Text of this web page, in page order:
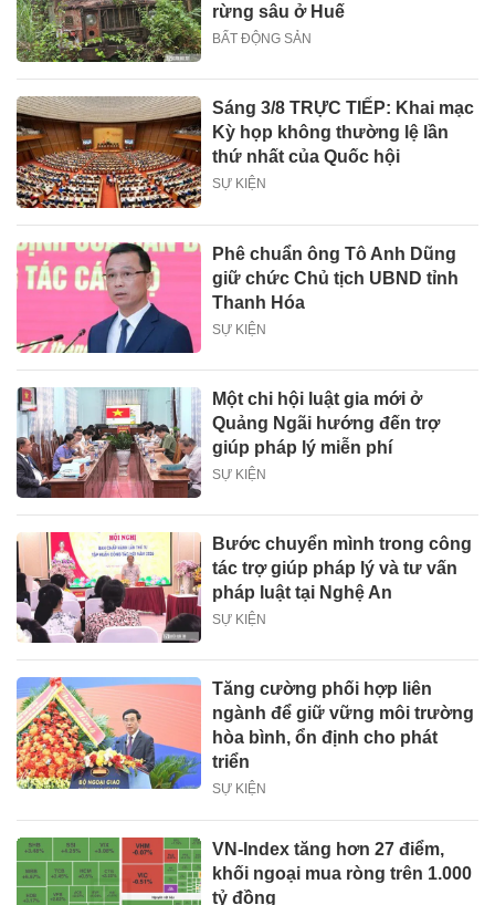
rừng sâu ở Huế
BẤT ĐỘNG SẢN
Sáng 3/8 TRỰC TIẾP: Khai mạc
Kỳ họp không thường lệ lần
thứ nhất của Quốc hội
SỰ KIỆN
Phê chuẩn ông Tô Anh Dũng
giữ chức Chủ tịch UBND tỉnh
Thanh Hóa
SỰ KIỆN
Một chi hội luật gia mới ở
Quảng Ngãi hướng đến trợ
giúp pháp lý miễn phí
SỰ KIỆN
Bước chuyển mình trong công
tác trợ giúp pháp lý và tư vấn
pháp luật tại Nghệ An
SỰ KIỆN
Tăng cường phối hợp liên
ngành để giữ vững môi trường
hòa bình, ổn định cho phát
triển
SỰ KIỆN
VN-Index tăng hơn 27 điểm,
khối ngoại mua ròng trên 1.000
tỷ đồng